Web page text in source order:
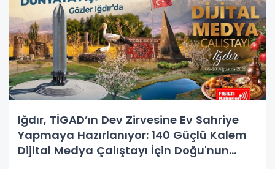
Iğdır, TİGAD’ın Dev Zirvesine Ev Sahriye
Yapmaya Hazırlanıyor: 140 Güçlü Kalem
Dijital Medya Çalıştayı İçin Doğu'nun